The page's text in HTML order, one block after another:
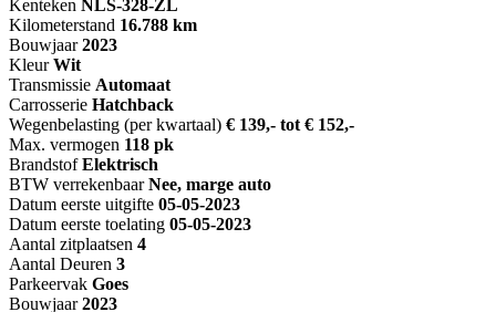
Kenteken NLS-328-ZL
Kilometerstand 16.788 km
Bouwjaar 2023
Kleur Wit
Transmissie Automaat
Carrosserie Hatchback
Wegenbelasting (per kwartaal) € 139,- tot € 152,-
Max. vermogen 118 pk
Brandstof Elektrisch
BTW verrekenbaar Nee, marge auto
Datum eerste uitgifte 05-05-2023
Datum eerste toelating 05-05-2023
Aantal zitplaatsen 4
Aantal Deuren 3
Parkeervak Goes
Bouwjaar 2023